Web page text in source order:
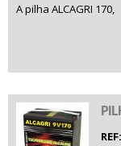
A pilha ALCAGRI 170,
REF: